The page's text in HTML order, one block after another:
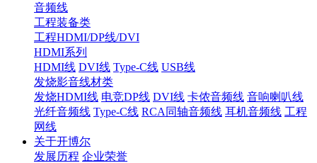
音频线
工程装备类
工程HDMI/DP线/DVI
HDMI系列
HDMI线 DVI线 Type-C线 USB线
发烧影音线材类
发烧HDMI线 电竞DP线 DVI线 卡侬音频线 音响喇叭线
光纤音频线 Type-C线 RCA同轴音频线 耳机音频线 工程
网线
关于开博尔
发展历程 企业荣誉